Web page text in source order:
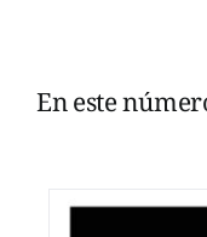
En este